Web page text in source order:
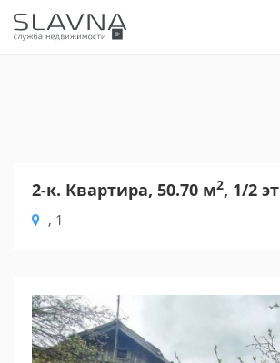
2-к. Квартира, 50.70 м2, 1/2 эт
, 1
Previous